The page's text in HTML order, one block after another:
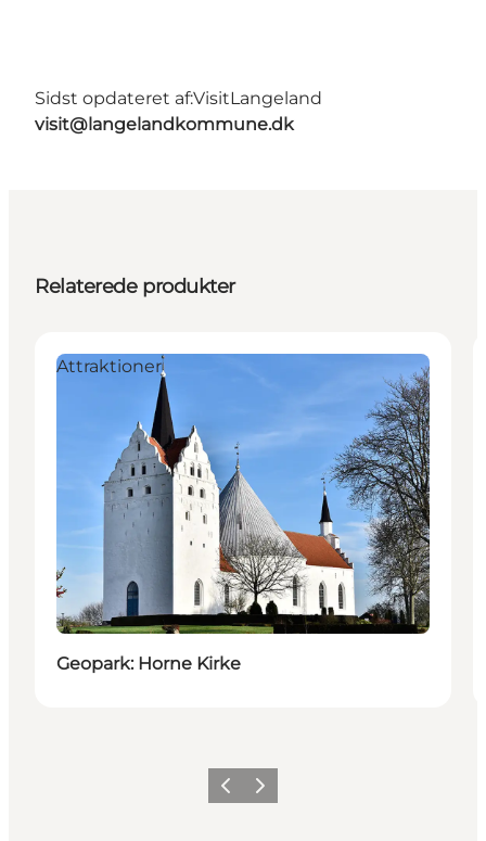
Sidst opdateret af:VisitLangeland
visit@langelandkommune.dk
Relaterede produkter
Attraktioner
Geopark: Horne Kirke
ForrigeNæste